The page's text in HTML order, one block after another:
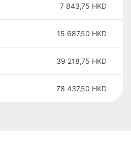
7 843,75 HKD
15 687,50 HKD
39 218,75 HKD
78 437,50 HKD